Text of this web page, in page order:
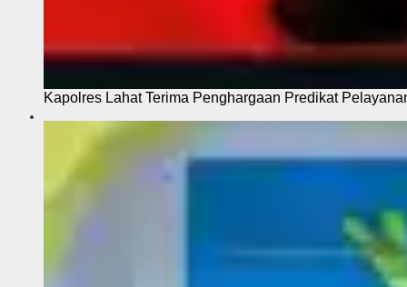
Kapolres Lahat Terima Penghargaan Predikat